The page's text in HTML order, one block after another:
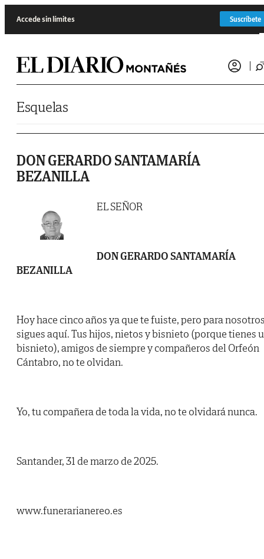
Accede sin límites Suscríbete
Esquelas
DON GERARDO SANTAMARÍA
BEZANILLA
EL SEÑOR
DON GERARDO SANTAMARÍA
BEZANILLA
Hoy hace cinco años ya que te fuiste, pero para
sigues aquí. Tus hijos, nietos y bisnieto (porque tienes
bisnieto), amigos de siempre y compañeros del Orfeón
Cántabro, no te olvidan.
Yo, tu compañera de toda la vida, no te olvidará nunca.
Santander, 31 de marzo de 2025.
www.funerarianereo.es